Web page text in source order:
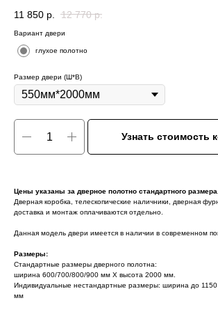
11 850 р. 12 770 р.
Вариант двери
глухое полотно
Размер двери (Ш*В)
Узнать стоимость
Цены указаны за дверное полотно стандартного
Дверная коробка, телескопические наличники, дверная
доставка и монтаж оплачиваются отдельно.
Данная модель двери имеется в наличии в современном
Размеры:
Стандартные размеры дверного полотна:
ширина 600/700/800/900 мм Х высота 2000 мм.
Индивидуальные нестандартные размеры: ширина до
мм